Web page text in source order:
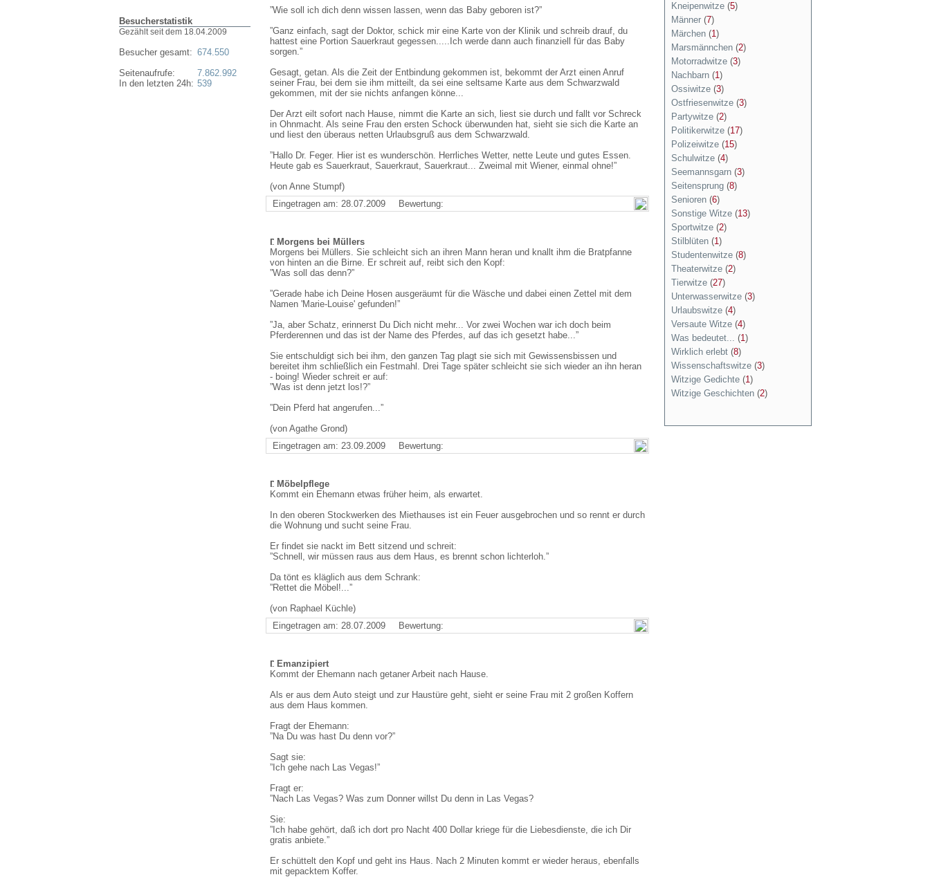
Besucherstatistik
Gezählt seit dem 18.04.2009
Besucher gesamt:
Seitenaufrufe:
In den letzten 24h:
674.550
7.862.992
539
”Wie soll ich dich denn wissen lassen, wenn das Baby geboren ist?”
”Ganz einfach, sagt der Doktor, schick mir eine Karte von der Klinik und schreib drauf, du
hattest eine Portion Sauerkraut gegessen.....Ich werde dann auch finanziell für das Baby
sorgen.”
Gesagt, getan. Als die Zeit der Entbindung gekommen ist, bekommt der Arzt einen Anruf
seiner Frau, bei dem sie ihm mitteilt, da sei eine seltsame Karte aus dem Schwarzwald
gekommen, mit der sie nichts anfangen könne...
Der Arzt eilt sofort nach Hause, nimmt die Karte an sich, liest sie durch und fallt vor Schreck
in Ohnmacht. Als seine Frau den ersten Schock überwunden hat, sieht sie sich die Karte an
und liest den überaus netten Urlaubsgruß aus dem Schwarzwald.
”Hallo Dr. Feger. Hier ist es wunderschön. Herrliches Wetter, nette Leute und gutes Essen.
Heute gab es Sauerkraut, Sauerkraut, Sauerkraut... Zweimal mit Wiener, einmal ohne!”
(von Anne Stumpf)
Eingetragen am: 28.07.2009
Bewertung:
Morgens bei Müllers
Morgens bei Müllers. Sie schleicht sich an ihren Mann heran und knallt ihm die Bratpfanne
von hinten an die Birne. Er schreit auf, reibt sich den Kopf:
”Was soll das denn?”
”Gerade habe ich Deine Hosen ausgeräumt für die Wäsche und dabei einen Zettel mit dem
Namen 'Marie-Louise' gefunden!”
”Ja, aber Schatz, erinnerst Du Dich nicht mehr... Vor zwei Wochen war ich doch beim
Pferderennen und das ist der Name des Pferdes, auf das ich gesetzt habe...”
Sie entschuldigt sich bei ihm, den ganzen Tag plagt sie sich mit Gewissensbissen und
bereitet ihm schließlich ein Festmahl. Drei Tage später schleicht sie sich wieder an ihn heran
- boing! Wieder schreit er auf:
”Was ist denn jetzt los!?”
”Dein Pferd hat angerufen...”
(von Agathe Grond)
Eingetragen am: 23.09.2009
Bewertung:
Möbelpflege
Kommt ein Ehemann etwas früher heim, als erwartet.
In den oberen Stockwerken des Miethauses ist ein Feuer ausgebrochen und so rennt er durch
die Wohnung und sucht seine Frau.
Er findet sie nackt im Bett sitzend und schreit:
”Schnell, wir müssen raus aus dem Haus, es brennt schon lichterloh.”
Da tönt es kläglich aus dem Schrank:
”Rettet die Möbel!...”
(von Raphael Küchle)
Eingetragen am: 28.07.2009
Bewertung:
Emanzipiert
Kommt der Ehemann nach getaner Arbeit nach Hause.
Als er aus dem Auto steigt und zur Haustüre geht, sieht er seine Frau mit 2 großen Koffern
aus dem Haus kommen.
Fragt der Ehemann:
”Na Du was hast Du denn vor?”
Sagt sie:
”Ich gehe nach Las Vegas!”
Fragt er:
”Nach Las Vegas? Was zum Donner willst Du denn in Las Vegas?
Sie:
”Ich habe gehört, daß ich dort pro Nacht 400 Dollar kriege für die Liebesdienste, die ich Dir
gratis anbiete.”
Er schüttelt den Kopf und geht ins Haus. Nach 2 Minuten kommt er wieder heraus, ebenfalls
mit gepacktem Koffer.
Kneipenwitze(5)
Männer(7)
Märchen(1)
Marsmännchen(2)
Motorradwitze(3)
Nachbarn(1)
Ossiwitze(3)
Ostfriesenwitze(3)
Partywitze(2)
Politikerwitze(17)
Polizeiwitze(15)
Schulwitze(4)
Seemannsgarn(3)
Seitensprung(8)
Senioren(6)
Sonstige Witze(13)
Sportwitze(2)
Stilblüten(1)
Studentenwitze(8)
Theaterwitze(2)
Tierwitze(27)
Unterwasserwitze(3)
Urlaubswitze(4)
Versaute Witze(4)
Was bedeutet... (1)
Wirklich erlebt(8)
Wissenschaftswitze(3)
Witzige Gedichte(1)
Witzige Geschichten(2)